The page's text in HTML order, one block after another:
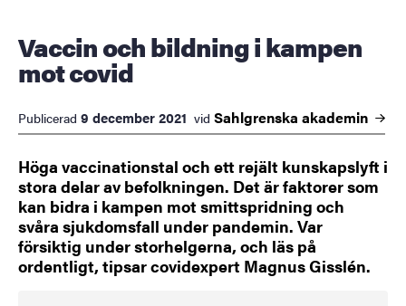
Vaccin och bildning i kampen
mot covid
Publicerad 9 december 2021 vid Sahlgrenska akademin
Höga vaccinationstal och ett rejält kunskapslyft i
stora delar av befolkningen. Det är faktorer som
kan bidra i kampen mot smittspridning och
svåra sjukdomsfall under pandemin. Var
försiktig under storhelgerna, och läs på
ordentligt, tipsar covidexpert Magnus Gisslén.